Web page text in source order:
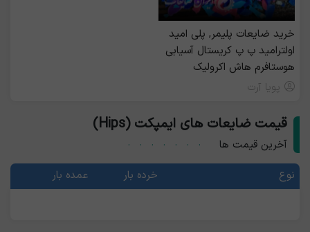
خرید ضايعات پليمر, پلی امید
اولترامید پ پ کریستال آسیابی
هوستافرم هاش اکرولیک
پویا آرت
قیمت ضایعات های ایمپکت (Hips)
آخرین قیمت ها
نوع
خرده بار عمده بار